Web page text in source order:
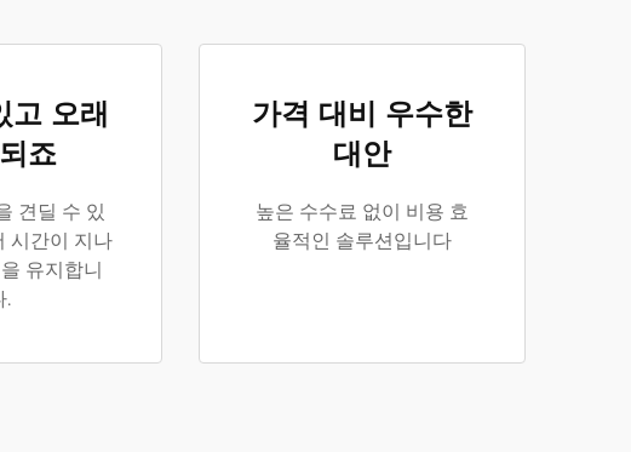
고 오래
죠
견딜 수 있
시간이 지나
유지합니
.
가격 대비 우수한
대안
높은 수수료 없이 비용 효
율적인 솔루션입니다